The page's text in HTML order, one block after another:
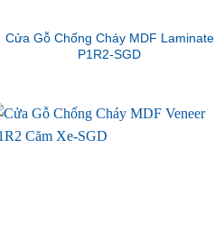
Cửa Gỗ Chống Cháy MDF Laminate
P1R2-SGD